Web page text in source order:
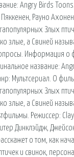
Angry Birds
Рауно
Злых
злые, а Свиней
Информация о
название:
Мультсериал. О
Злых
злые, а Свиней
Режиссер:
Динклэйдж,
о том, как
и свинок,